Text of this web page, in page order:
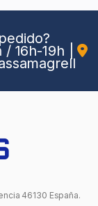
16h-19h
46130 España.